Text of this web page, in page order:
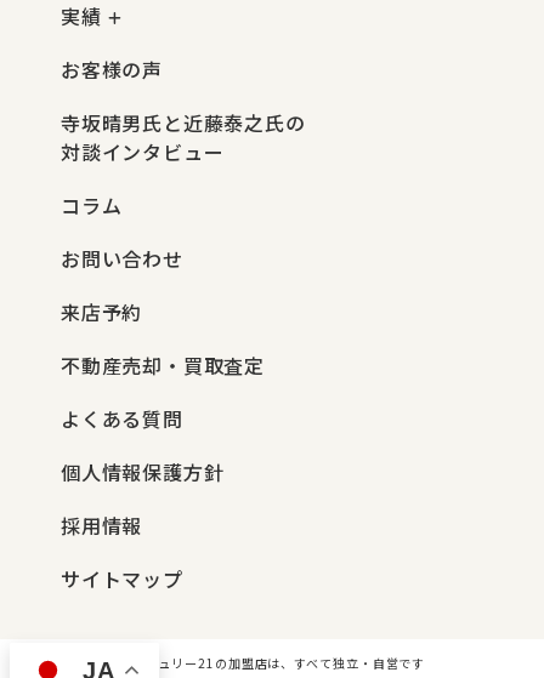
実績
お客様の声
寺坂晴男氏と近藤泰之氏の
対談インタビュー
コラム
お問い合わせ
来店予約
不動産売却・買取査定
よくある質問
個人情報保護方針
採用情報
サイトマップ
センチュリー21の加盟店は、すべて独立・自営です
JA